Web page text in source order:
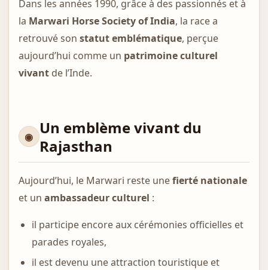
Dans les années 1990, grâce à des passionnés et à
la Marwari Horse Society of India, la race a
retrouvé son statut emblématique, perçue
aujourd’hui comme un patrimoine culturel
vivantde l’Inde.
Un emblème vivant du
Rajasthan
Aujourd’hui, le Marwari reste unefierté nationale
et un ambassadeur culturel :
il participe encore aux cérémonies officielles et
parades royales,
il est devenu une attraction touristique et